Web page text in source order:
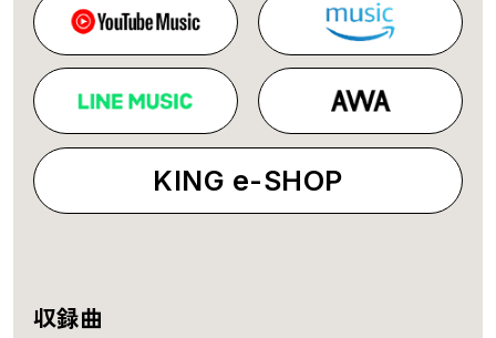
KING e-SHOP
収録曲